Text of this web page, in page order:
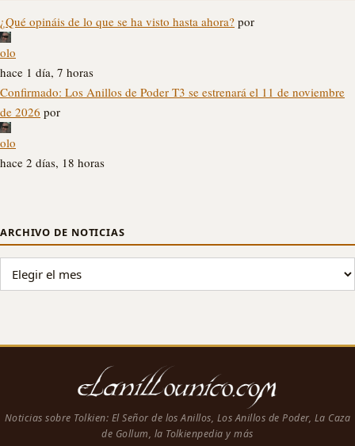
¿Qué opináis de lo que se ha visto hasta ahora? por
olo
hace 1 día, 7 horas
Confirmado: Los Anillos de Poder T3 se estrenará el 11 de noviembre
de 2026 por
olo
hace 2 días, 18 horas
ARCHIVO DE NOTICIAS
ARCHIVO DE NOTICIAS
Noticias sobre Tolkien: El Señor de los Anillos, Los Anillos de Poder, La Caza
de Gollum, la Tolkienpedia y más